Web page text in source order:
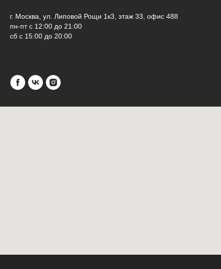
г. Москва, ул. Липовой Рощи 1к3, этаж 33, офис 488
пн-пт с 12:00 до 21:00
сб с 15:00 до 20:00